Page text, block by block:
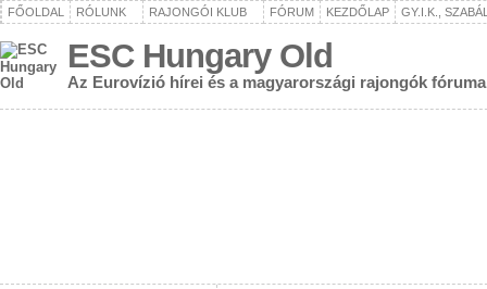
FŐOLDAL RÓLUNK RAJONGÓI KLUB FÓRUM KEZDŐLAP GY.I.K.,
ESC Hungary Old
Az Eurovízió hírei és a magyarországi rajongók fóruma